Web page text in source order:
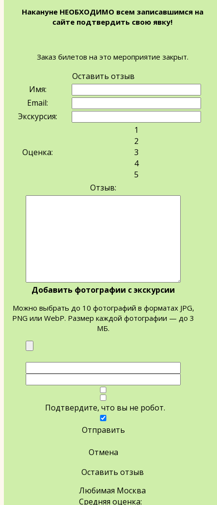
Накануне НЕОБХОДИМО всем записавшимся на
сайте подтвердить свою явку!
Заказ билетов на это мероприятие закрыт.
Оставить отзыв
Имя:
Email:
Экскурсия:
Оценка:
1
2
3
4
5
Отзыв:
Добавить фотографии с экскурсии
Можно выбрать до 10 фотографий в форматах JPG,
PNG или WebP. Размер каждой фотографии — до 3
МБ.
Подтвердите, что вы не робот.
Отправить
Отмена
Оставить отзыв
Любимая Москва
Средняя оценка: